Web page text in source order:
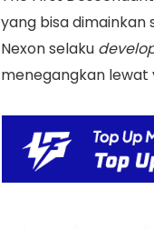
yang bisa
Nexon selaku
menegangkan lewat